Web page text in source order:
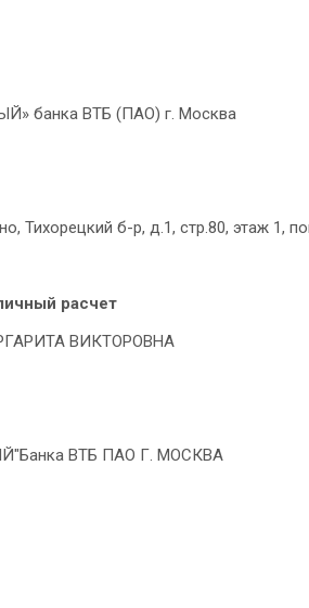
банка ВТБ (ПАО) г. Москва
Тихорецкий б-р, д.1, стр.80, этаж 1,
расчет
ВИКТОРОВНА
ВТБ ПАО Г. МОСКВА